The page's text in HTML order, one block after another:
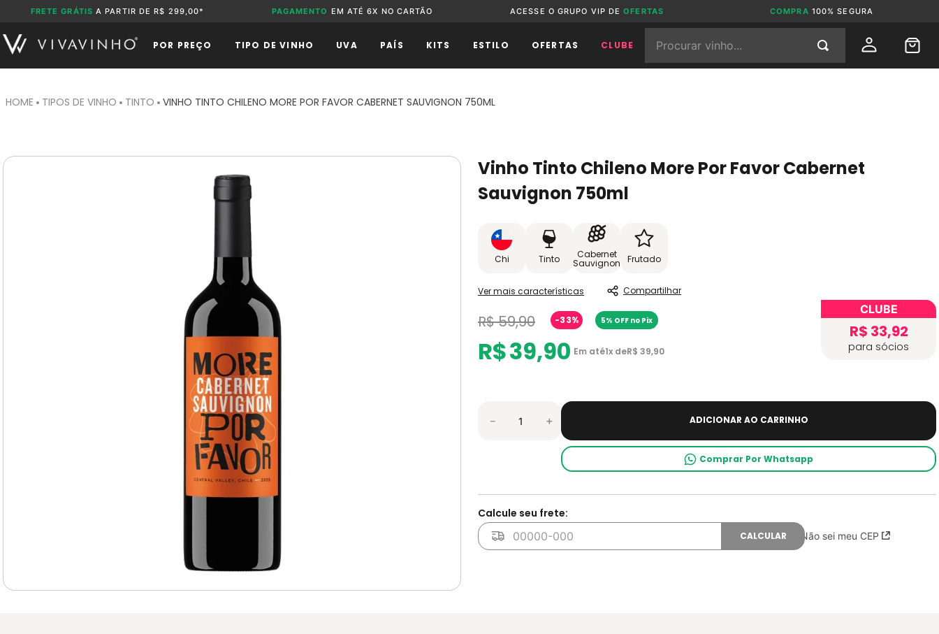
FRETE GRÁTIS A PARTIR DE R$ 299,00* PAGAMENTO EM ATÉ 6X NO CARTÃO ACESSE O GRUPO VIP DEOFERTAS COMPRA 100% SEGURA
POR PREÇO TIPO DE VINHO UVA PAÍS KITS ESTILO OFERTAS CLUBE
TIPOS DE VINHO TINTO VINHO TINTO CHILENO MORE POR FAVOR CABERNET SAUVIGNON 750ML
Vinho Tinto Chileno More Por Favor Cabernet
Sauvignon 750ml
Chi Tinto Cabernet
Sauvignon Frutado
Ver mais características Compartilhar
R$59,90 -33% 5% OFF no Pix
R$39,90 Em até1x deR$ 39,90
CLUBE
R$ 33,92
para sócios
＋
－ ADICIONAR AO CARRINHO
Comprar Por Whatsapp
Não sei meu CEP